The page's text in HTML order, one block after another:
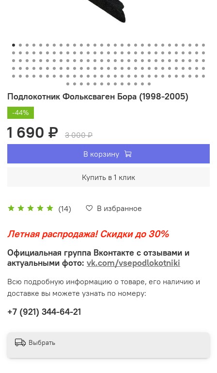
Подлокотник Фольксваген Бора (1998-2005)
(14) В избранное
-44%
1 690 ₽
3 000 ₽
В корзину
Купить в 1 клик
Летная распродажа! Скидки до 30%
Официальная группа Вконтакте с отзывами и
актуальными фото: vk.com/vsepodlokotniki
Всю подробную информацию о товаре, его наличию и
доставке вы можете узнать по номеру:
‭+7 (921) 344-64-21‬
Выбрать